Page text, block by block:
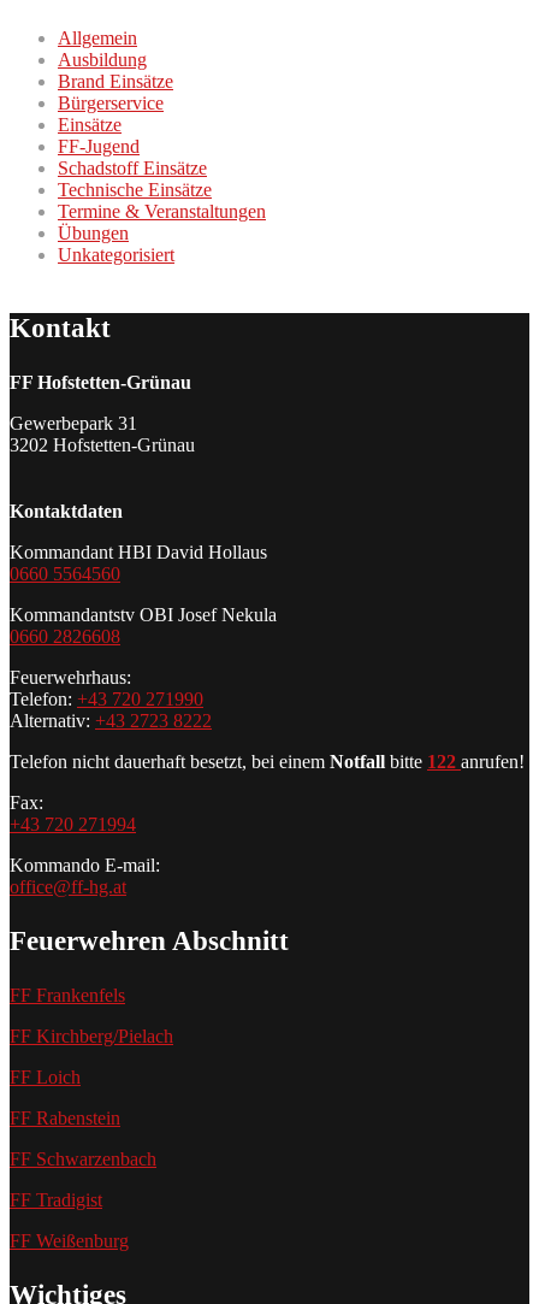
Allgemein
Ausbildung
Brand Einsätze
Bürgerservice
Einsätze
FF-Jugend
Schadstoff Einsätze
Technische Einsätze
Termine & Veranstaltungen
Übungen
Unkategorisiert
Kontakt
FF Hofstetten-Grünau
Gewerbepark 31
3202 Hofstetten-Grünau
Kontaktdaten
Kommandant HBI David Hollaus
0660 5564560
Kommandantstv OBI Josef Nekula
0660 2826608
Feuerwehrhaus:
Telefon: +43 720 271990
Alternativ: +43 2723 8222
Telefon nicht dauerhaft besetzt, bei einem Notfall bitte 122 anrufen!
Fax:
+43 720 271994
Kommando E-mail:
office@ff-hg.at
Feuerwehren Abschnitt
FF Frankenfels
FF Kirchberg/Pielach
FF Loich
FF Rabenstein
FF Schwarzenbach
FF Tradigist
FF Weißenburg
Wichtiges